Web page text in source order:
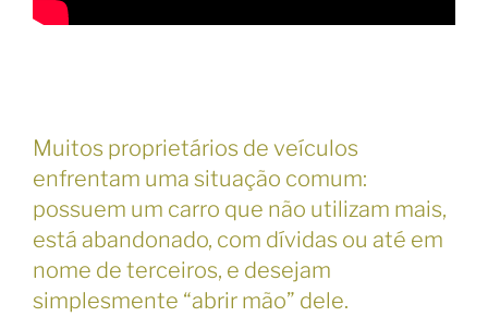
Muitos proprietários de veículos
enfrentam uma situação comum:
possuem um carro que não utilizam mais,
está abandonado, com dívidas ou até em
nome de terceiros, e desejam
simplesmente “abrir mão” dele.